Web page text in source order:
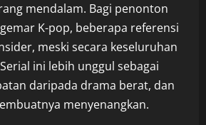
mendalam. Bagi penonton
K-pop, beberapa referensi
meski secara keseluruhan
ini lebih unggul sebagai
daripada drama berat, dan
menyenangkan.